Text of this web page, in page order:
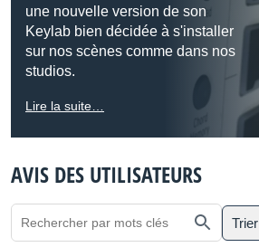
une nouvelle version de son
Keylab bien décidée à s'installer
sur nos scènes comme dans nos
studios.
Lire la suite…
AVIS DES UTILISATEURS
Trier